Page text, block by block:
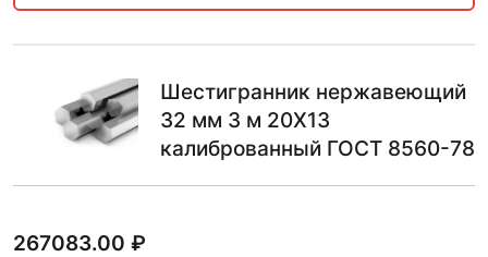
Шестигранник нержавеющий
32 мм 3 м 20Х13
калиброванный ГОСТ 8560-78
267083.00 ₽